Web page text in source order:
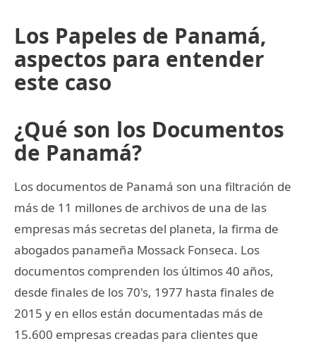
Los Papeles de Panamá,
aspectos para entender
este caso
¿Qué son los Documentos
de Panamá?
Los documentos de Panamá son una filtración de
más de 11 millones de archivos de una de las
empresas más secretas del planeta, la firma de
abogados panameña Mossack Fonseca. Los
documentos comprenden los últimos 40 años,
desde finales de los 70's, 1977 hasta finales de
2015 y en ellos están documentadas más de
15.600 empresas creadas para clientes que